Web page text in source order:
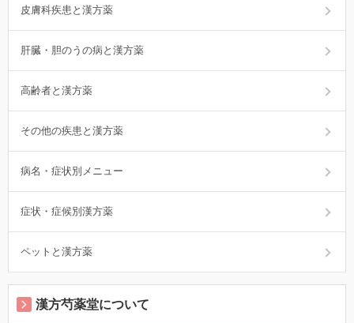
皮膚科疾患と漢方薬
肝臓・胆のうの病と漢方薬
高齢者と漢方薬
その他の疾患と漢方薬
病名・症状別メニュー
症状・症候別漢方薬
ペットと漢方薬
漢方芍薬堂について